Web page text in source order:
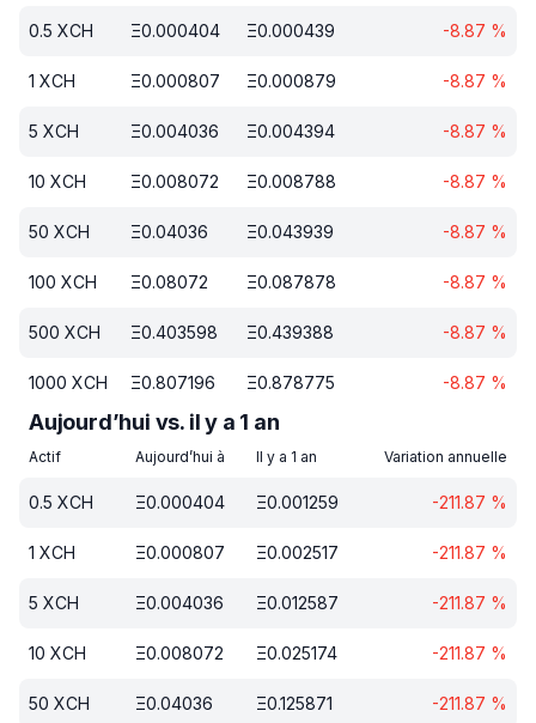
0.5 XCH Ξ0.000404 Ξ0.000439 -8.87 %
1 XCH Ξ0.000807 Ξ0.000879 -8.87 %
5 XCH Ξ0.004036 Ξ0.004394 -8.87 %
10 XCH Ξ0.008072 Ξ0.008788 -8.87 %
50 XCH Ξ0.04036 Ξ0.043939 -8.87 %
100 XCH Ξ0.08072 Ξ0.087878 -8.87 %
500 XCH Ξ0.403598 Ξ0.439388 -8.87 %
1000 XCH Ξ0.807196 Ξ0.878775 -8.87 %
Aujourd’hui vs. il y a 1 an
Actif Aujourd’hui à Il y a 1 an Variation annuelle
0.5 XCH Ξ0.000404 Ξ0.001259 -211.87 %
1 XCH Ξ0.000807 Ξ0.002517 -211.87 %
5 XCH Ξ0.004036 Ξ0.012587 -211.87 %
10 XCH Ξ0.008072 Ξ0.025174 -211.87 %
50 XCH Ξ0.04036 Ξ0.125871 -211.87 %